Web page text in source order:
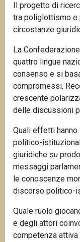
Il progetto di
tra poliglottismo e
circostanze
La
quattro lingue
consenso e si
compromessi.
crescente
delle discussioni
Quali effetti
politico-
giuridiche su
messaggi
le conoscenze
discorso politico-
Quale ruolo
e degli attori
competenza attiva